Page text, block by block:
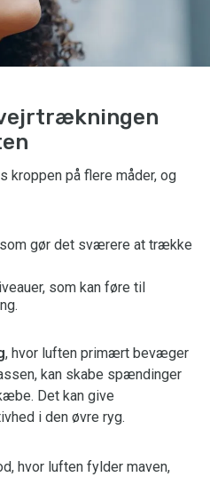
kroppen på flere måder, og
som gør det sværere at trække
som kan føre til
, hvor luften primært bevæger
kan skabe spændinger
Det kan give
i den øvre ryg.
hvor luften fylder maven,